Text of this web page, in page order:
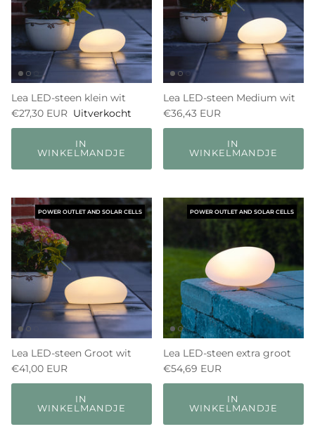
Lea LED-steen klein wit
€27,30 EUR Uitverkocht
IN
WINKELMANDJE
Lea LED-steen Medium wit
€36,43 EUR
IN
WINKELMANDJE
POWER OUTLET AND SOLAR CELLS
Lea LED-steen Groot wit
€41,00 EUR
IN
WINKELMANDJE
POWER OUTLET AND SOLAR CELLS
Lea LED-steen extra groot
€54,69 EUR
IN
WINKELMANDJE